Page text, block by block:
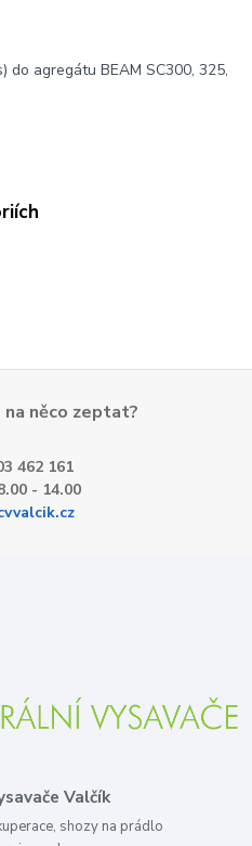
agregátu BEAM SC300, 325,
něco zeptat?
462 161
- 14.00
Valčík
shozy na prádlo